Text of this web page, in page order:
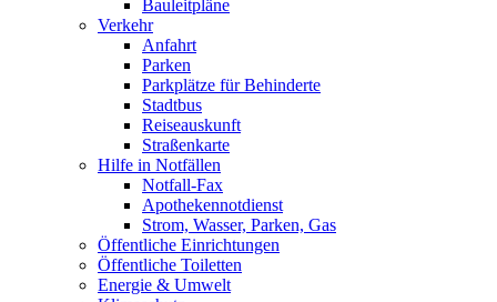
Bauleitpläne
Verkehr
Anfahrt
Parken
Parkplätze für Behinderte
Stadtbus
Reiseauskunft
Straßenkarte
Hilfe in Notfällen
Notfall-Fax
Apothekennotdienst
Strom, Wasser, Parken, Gas
Öffentliche Einrichtungen
Öffentliche Toiletten
Energie & Umwelt